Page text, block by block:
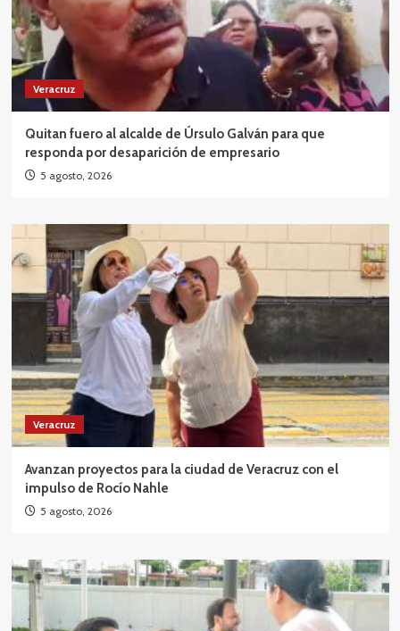
Veracruz
Quitan fuero al alcalde de Úrsulo Galván para que
responda por desaparición de empresario
5 agosto, 2026
Veracruz
Avanzan proyectos para la ciudad de Veracruz con el
impulso de Rocío Nahle
5 agosto, 2026